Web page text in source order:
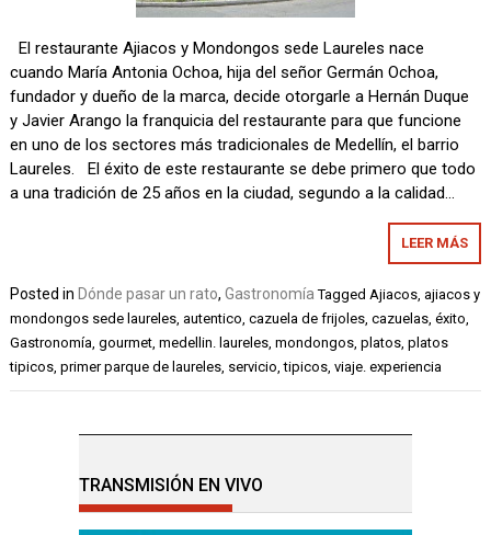
El restaurante Ajiacos y Mondongos sede Laureles nace
cuando María Antonia Ochoa, hija del señor Germán Ochoa,
fundador y dueño de la marca, decide otorgarle a Hernán Duque
y Javier Arango la franquicia del restaurante para que funcione
en uno de los sectores más tradicionales de Medellín, el barrio
Laureles. El éxito de este restaurante se debe primero que todo
a una tradición de 25 años en la ciudad, segundo a la calidad…
LEER MÁS
Posted inDónde pasar un rato,Gastronomía Tagged Ajiacos ,ajiacos y
mondongos sede laureles ,autentico ,cazuela de frijoles ,cazuelas ,éxito
Gastronomía ,gourmet ,medellin. laureles ,mondongos ,platos ,platos
tipicos ,primer parque de laureles servicio ,tipicos ,viaje. experiencia
TRANSMISIÓN EN VIVO